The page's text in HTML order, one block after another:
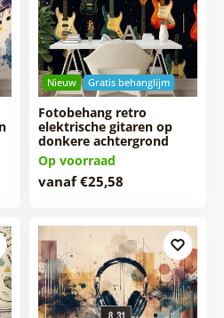
Nieuw Gratis behanglijm
Fotobehang retro
elektrische gitaren op
donkere achtergrond
Op voorraad
vanaf €25,58